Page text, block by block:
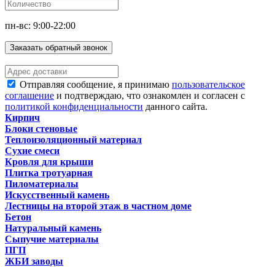
пн-вс: 9:00-22:00
Заказать обратный звонок
Отправляя сообщение, я принимаю пользовательское
соглашение и подтверждаю, что ознакомлен и согласен с
политикой конфиденциальности данного сайта.
Кирпич
Блоки стеновые
Теплоизоляционный материал
Сухие смеси
Кровля для крыши
Плитка тротуарная
Пиломатериалы
Искусственный камень
Лестницы на второй этаж в частном доме
Бетон
Натуральный камень
Сыпучие материалы
ПГП
ЖБИ заводы